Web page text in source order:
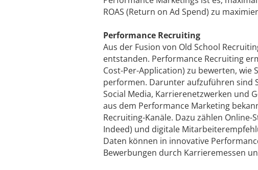
ROAS (Return on Ad Spend) zu
Performance Recruiting
Aus der Fusion von Old School
entstanden. Performance Recruiting
Cost-Per-Application) zu bewerten, wie
performen. Darunter aufzuführen sind
Social Media, Karrierenetzwerken und
aus dem Performance Marketing
Recruiting-Kanäle. Dazu zählen Online-
Indeed) und digitale
Daten können in innovative
Bewerbungen durch Karrieremessen